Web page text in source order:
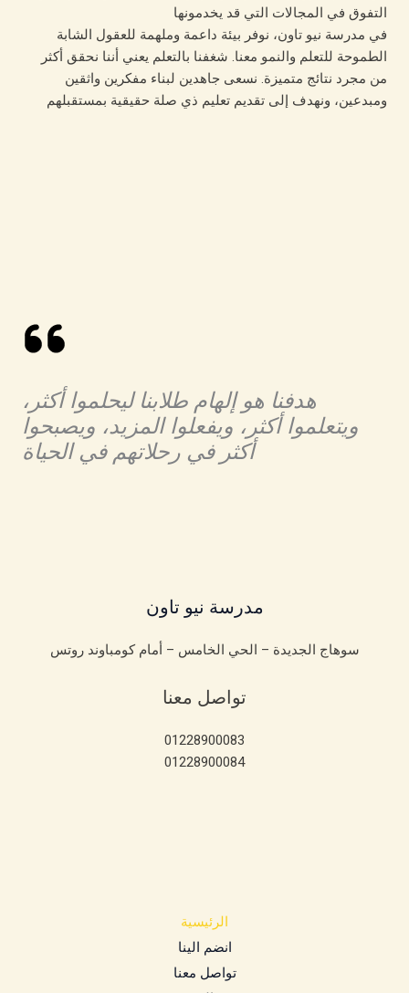
التفوق في المجالات التي قد يخدمونها
في مدرسة نيو تاون، نوفر بيئة داعمة وملهمة للعقول الشابة
الطموحة للتعلم والنمو معنا. شغفنا بالتعلم يعني أننا نحقق أكثر
من مجرد نتائج متميزة. نسعى جاهدين لبناء مفكرين واثقين
ومبدعين، ونهدف إلى تقديم تعليم ذي صلة حقيقية بمستقبلهم
هدفنا هو إلهام طلابنا ليحلموا أكثر،
ويتعلموا أكثر، ويفعلوا المزيد، ويصبحوا
أكثر في رحلاتهم في الحياة
مدرسة نيو تاون
سوهاج الجديدة – الحي الخامس – أمام كومباوند روتس
تواصل معنا
01228900083
01228900084
الرئيسية
انضم الينا
تواصل معنا